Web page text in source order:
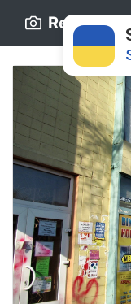
Retro.ck.ua